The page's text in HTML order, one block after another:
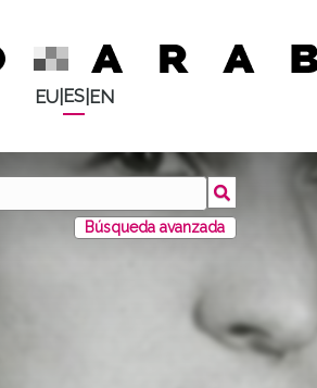
EU| ES| EN
Búsqueda avanzada